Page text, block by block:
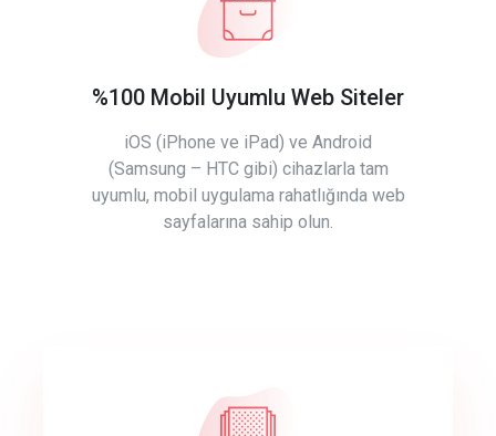
%100 Mobil Uyumlu Web Siteler
iOS (iPhone ve iPad) ve Android
(Samsung – HTC gibi) cihazlarla tam
uyumlu, mobil uygulama rahatlığında web
sayfalarına sahip olun.